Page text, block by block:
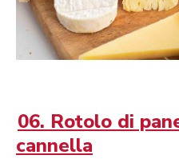
06. Rotolo di
cannella